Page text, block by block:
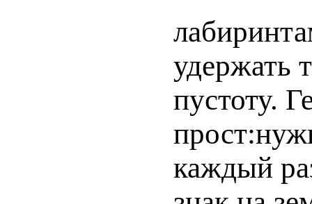
удержать
пустоту.
каждый